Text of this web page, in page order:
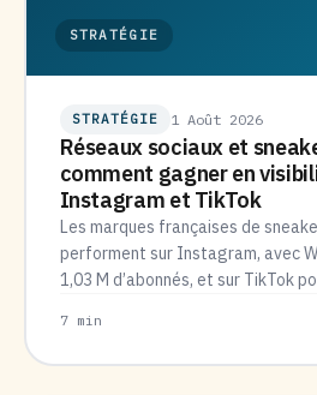
STRATÉGIE
STRATÉGIE 1 Août 2026
Réseaux sociaux et
comment gagner en
Instagram et TikTok
Les marques françaises de
performent sur Instagram, avec
1,03 M d’abonnés, et sur TikTok
7 min